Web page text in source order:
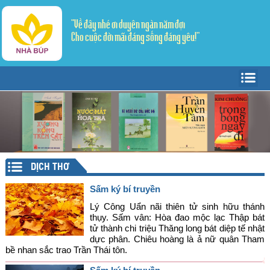
"Về đây nhé ơi duyên ngàn năm đợi
Cho cuộc đời mãi đáng sống đáng yêu!"
Giới thiệu
Tác giả - Tác phẩm
Trang văn ▼
Tản Văn
Truyện ngắn
Thể ký
Trang thơ ▼
Sáng tác
Dịch thơ
Văn học dân gian
Lý luận - Phê bình
Mỹ thuật - Âm nhạc
DỊCH THƠ
Sấm ký bí truyền
Lý Công Uẩn nãi thiên tử sinh hữu thánh
thụy. Sấm vân: Hòa đao mộc lạc Thập bát
tử thành chi triệu Thăng long bát diệp tế nhật
dực phân. Chiêu hoàng là ả nữ quân Tham
bề nhan sắc trao Trần Thái tôn.